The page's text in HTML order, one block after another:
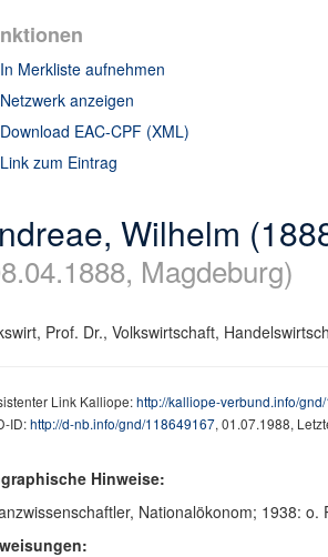
In Merkliste aufnehmen
Netzwerk anzeigen
Download EAC-CPF (XML)
Link zum Eintrag
Wilhelm
Magdeburg)
Prof. Dr., Volkswirtschaft,
Link Kalliope:http://kalliope-verbund.info/
ID:http://d-nb.info/gnd/118649167, 01.07.1988,
Hinweise:
Nationalökonom; 1938: